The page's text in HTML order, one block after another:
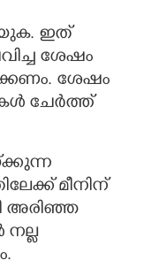
ഇത്
ശേഷം
ശേഷം
ചേർത്ത്
മീനിന്
അരിഞ്ഞ
നല്ല